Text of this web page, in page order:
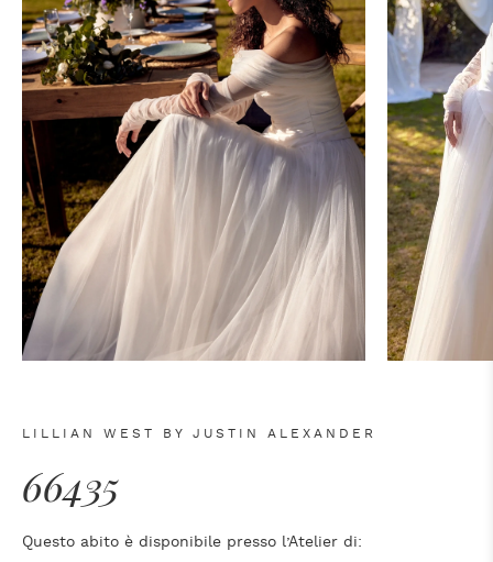
LILLIAN WEST BY JUSTIN ALEXANDER
66435
Questo abito è disponibile presso l’Atelier di: